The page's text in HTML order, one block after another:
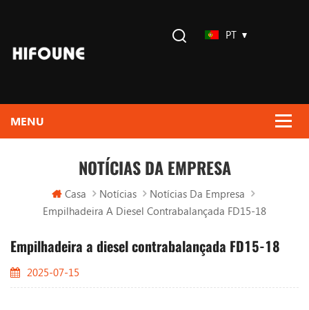
PT
NOTÍCIAS DA EMPRESA
Casa Notícias
Notícias Da Empresa
Empilhadeira A Diesel Contrabalançada FD15-18
Empilhadeira a diesel contrabalançada FD15-18
2025-07-15